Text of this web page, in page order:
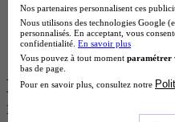
BTS Sta en alternance
BTS Iris en alternance
BTS Tpl en alternance
BTS Ati en alternance
Les diplômes par
recherchés
Nos partenaires personnalisent ces
Nous utilisons des technologies Google
personnalisés. En acceptant, vous
confidentialité. En savoir plus
Vous pouvez à tout moment paramétrer
bas de page.
Pour en savoir plus, consultez notre